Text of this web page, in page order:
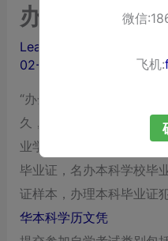
办金华本科毕
Leave a Comment
02-25
“办金华本科毕业证”需要
久，浙江本科毕业证，金
业学历证多少钱电话，金
毕业证，名办本科学校毕
证样本，办理本科毕业证
华本科学历文凭
微信
飞机: